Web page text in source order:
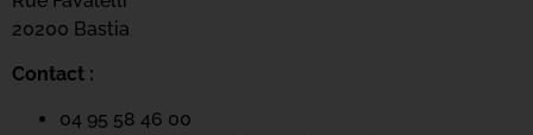
20200 Bastia
Contact :
04 95 58 46 00